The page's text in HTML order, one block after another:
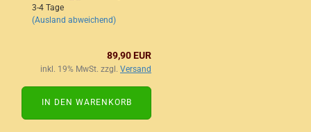
3-4 Tage
(Ausland abweichend)
89,90 EUR
inkl. 19% MwSt. zzgl. Versand
IN DEN WARENKORB